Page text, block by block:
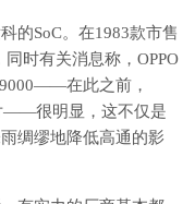
的SoC。在1983款市售
时有关消息称，OPPO
在此之前，
——很明显，这不仅是
绸缪地降低高通的影